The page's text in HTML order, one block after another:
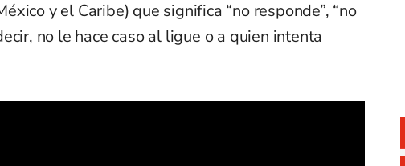
y el Caribe) que significa “no responde”, “no
no le hace caso al ligue o a quien intenta